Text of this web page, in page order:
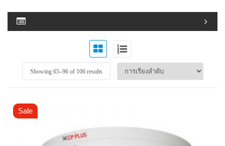
Showing 65–96of 106 results
Sale